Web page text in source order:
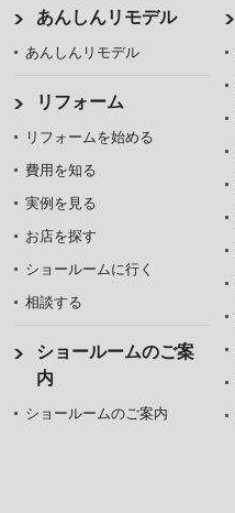
あんしんリモデル
あんしんリモデル
リフォーム
リフォームを始める
費用を知る
実例を見る
お店を探す
ショールームに行く
相談する
ショールームのご案
内
ショールームのご案内